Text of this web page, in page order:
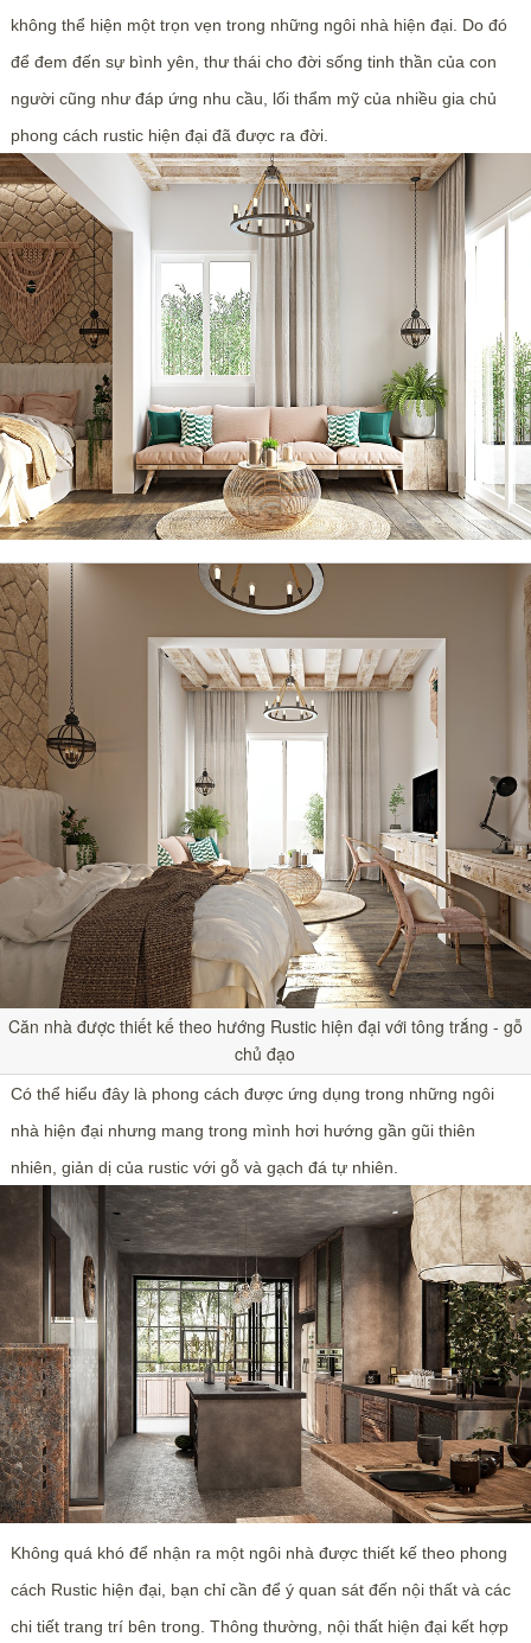
không thể hiện một trọn vẹn trong những ngôi nhà hiện đại. Do đó
để đem đến sự bình yên, thư thái cho đời sống tinh thần của con
người cũng như đáp ứng nhu cầu, lối thẩm mỹ của nhiều gia chủ
phong cách rustic hiện đại đã được ra đời.
Căn nhà được thiết kế theo hướng Rustic hiện đại với tông trắng - gỗ
chủ đạo
Có thể hiểu đây là phong cách được ứng dụng trong những ngôi
nhà hiện đại nhưng mang trong mình hơi hướng gần gũi thiên
nhiên, giản dị của rustic với gỗ và gạch đá tự nhiên.
Không quá khó để nhận ra một ngôi nhà được thiết kế theo phong
cách Rustic hiện đại, bạn chỉ cần để ý quan sát đến nội thất và các
chi tiết trang trí bên trong. Thông thường, nội thất hiện đại kết hợp